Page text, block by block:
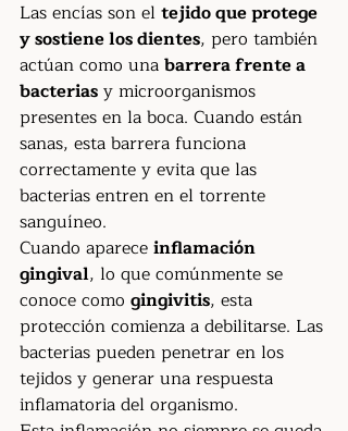
Las encías son el tejido que protege
y sostiene los dientes, pero también
actúan como una barrera frente a
bacterias y microorganismos
presentes en la boca. Cuando están
sanas, esta barrera funciona
correctamente y evita que las
bacterias entren en el torrente
sanguíneo.
Cuando aparece inflamación
gingival, lo que comúnmente se
conoce como gingivitis, esta
protección comienza a debilitarse. Las
bacterias pueden penetrar en los
tejidos y generar una respuesta
inflamatoria del organismo.